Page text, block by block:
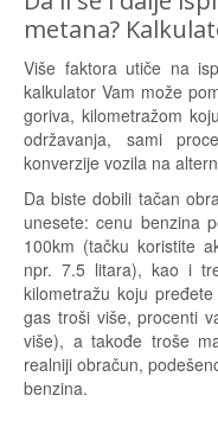
metana?
Više faktora utiče na
kalkulator Vam može
goriva, kilometražom
održavanja, sami
konverzije vozila na
Da biste dobili tačan
unesete: cenu benzina
100km (tačku koristite
npr. 7.5 litara), kao i
kilometražu koju
gas troši više, procenti
više), a takođe troše
realniji obračun,
benzina.